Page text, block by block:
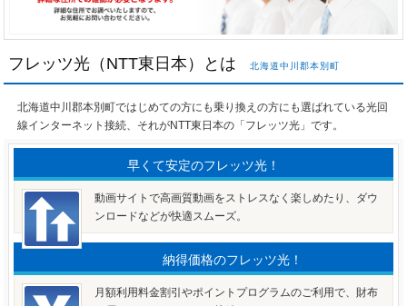
フレッツ光（NTT東日本）とは 北海道中川郡本別町
北海道中川郡本別町ではじめての方にも乗り換えの方にも選ばれている光回
線インターネット接続、それがNTT東日本の「フレッツ光」です。
早くて安定のフレッツ光！
動画サイトで高画質動画をストレスなく楽しめたり、ダウ
ンロードなどが快適スムーズ。
納得価格のフレッツ光！
月額利用料金割引やポイントプログラムのご利用で、財布